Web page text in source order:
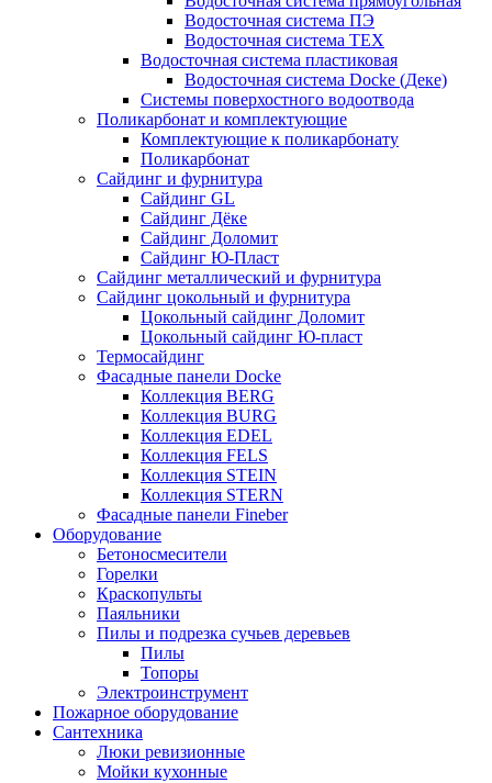
Водосточная система ПЭ
Водосточная система ТЕХ
Водосточная система пластиковая
Водосточная система Docke (Деке)
Системы поверхостного водоотвода
Поликарбонат и комплектующие
Комплектующие к поликарбонату
Поликарбонат
Сайдинг и фурнитура
Сайдинг GL
Сайдинг Дёке
Сайдинг Доломит
Сайдинг Ю-Пласт
Сайдинг металлический и фурнитура
Сайдинг цокольный и фурнитура
Цокольный сайдинг Доломит
Цокольный сайдинг Ю-пласт
Термосайдинг
Фасадные панели Docke
Коллекция BERG
Коллекция BURG
Коллекция EDEL
Коллекция FELS
Коллекция STEIN
Коллекция STERN
Фасадные панели Fineber
Оборудование
Бетоносмесители
Горелки
Краскопульты
Паяльники
Пилы и подрезка сучьев деревьев
Пилы
Топоры
Электроинструмент
Пожарное оборудование
Сантехника
Люки ревизионные
Мойки кухонные